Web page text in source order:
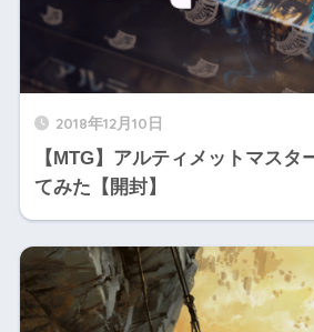
2018年12月10日
【MTG】アルティメットマスタ
てみた【開封】